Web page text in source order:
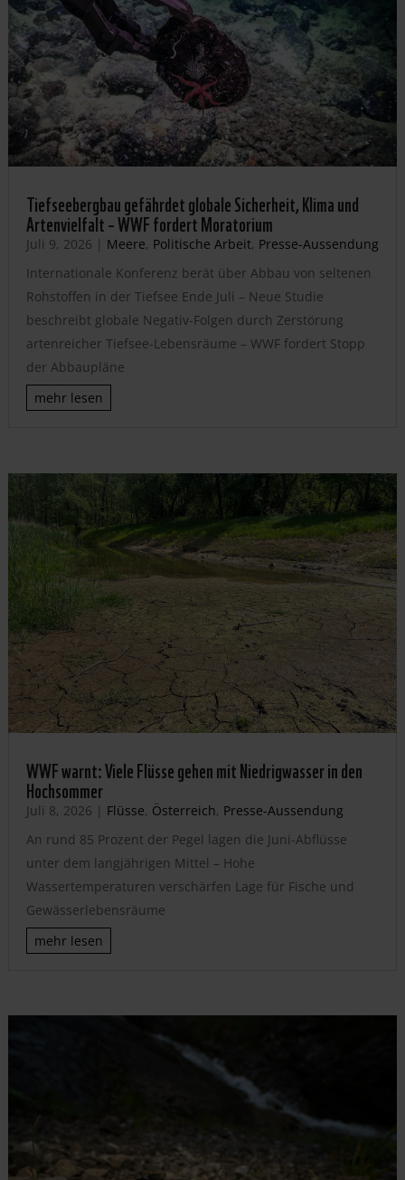
Tiefseebergbau gefährdet globale Sicherheit, Klima und
Artenvielfalt – WWF fordert Moratorium
Juli 9, 2026 | Meere, Politische Arbeit, Presse-Aussendung
Internationale Konferenz berät über Abbau von seltenen
Rohstoffen in der Tiefsee Ende Juli – Neue Studie
beschreibt globale Negativ-Folgen durch Zerstörung
artenreicher Tiefsee-Lebensräume – WWF fordert Stopp
der Abbaupläne
mehr lesen
WWF warnt: Viele Flüsse gehen mit Niedrigwasser in den
Hochsommer
Juli 8, 2026 | Flüsse, Österreich, Presse-Aussendung
An rund 85 Prozent der Pegel lagen die Juni-Abflüsse
unter dem langjährigen Mittel – Hohe
Wassertemperaturen verschärfen Lage für Fische und
Gewässerlebensräume
mehr lesen